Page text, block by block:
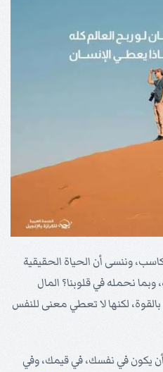
وننسى أن الحياة الحقيقية
نحمله في قلوبنا؟ المال
لكنها لا تعطي معنى للنفس
يكون في نفسك، في قيمك، وفي